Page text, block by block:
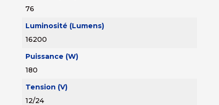
76
Luminosité (Lumens)
16200
Puissance (W)
180
Tension (V)
12/24